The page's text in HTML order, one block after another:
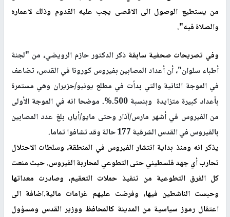
من يستطيع الوصول الى الاقصى يجب عليه القدوم وذلك لاعماره
والصلاة فيه".
وفي تصريحات صحفية سابقة ذكر الدكتور حازم الرويضي، من "لجنة
أطباء سلوان"، أن أعداد المصابين بفيروس كورونا في القدس، تضاعف
في الموجة الثانية والتي بدأت في مطلع يونيو/حزيران وهي مستمرة
بأعداد كبيرة متزايدة وبنسبة 500
%.. موضحا انه في الموجة الأولى
من الفيروس في أشهر مارس/آذار وحتى مايو/أيار، بلغ عدد المصابين
بالفيروس في القدس الشرقية 177 حالة وقد تشافوا تماما.
يذكر انه ومنذ بداية انتشار الفيروس في المنطقة، وسلطات الاحتلال
تحارب أي جهد فلسطيني حتى التطوعي لمحاربةالفيروس. حيث منعت
كل الفرق التطوعية من تنفيذ حملات التعقيم، وصادرت معداتها
وحبست الناشطين فيها، وفرضت عليهم غرامات مالية.اضافة الى
اعتقال رموز سياسية من المدينة كالمحافظ ووزير القدس ومسؤول